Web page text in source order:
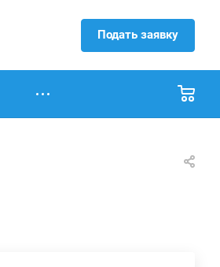
Подать заявку